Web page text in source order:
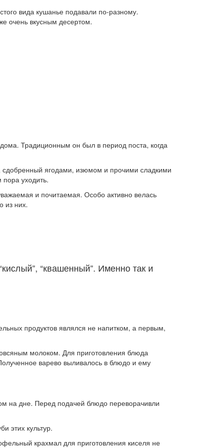
вида кушанье подавали по-разному.
очень вкусным десертом.
Традиционным он был в период поста, когда
сдобренный ягодами, изюмом и прочими сладкими
уходить.
и почитаемая. Особо активно велась
из них.
“квашенный”. Именно так и
продуктов являлся не напитком, а первым,
молоком. Для приготовления блюда
варево выливалось в блюдо и ему
на дне. Перед подачей блюдо переворачивли
этих культур.
крахмал для приготовления киселя не